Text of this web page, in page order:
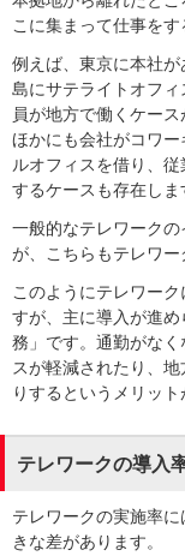
こに集まって仕事をす
例えば、東京に本社
島にサテライトオフ
員が地方で働くケース
ほかにも会社がコワ
ルオフィスを借り、
するケースも存在しま
一般的なテレワーク
が、こちらもテレワー
このようにテレワー
すが、主に導入が進
務」です。通勤がな
スが軽減されたり、
りするというメリット
テレワークの導入
テレワークの実施率
きな差があります。